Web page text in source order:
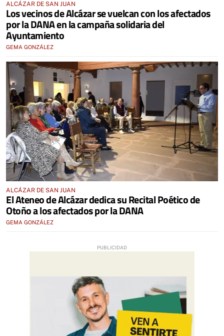
ALCÁZAR DE SAN JUAN
Los vecinos de Alcázar se vuelcan con los afectados
por la DANA en la campaña solidaria del
Ayuntamiento
GEMA GONZÁLEZ
ALCÁZAR DE SAN JUAN
El Ateneo de Alcázar dedica su Recital Poético de
Otoño a los afectados por la DANA
GEMA GONZÁLEZ